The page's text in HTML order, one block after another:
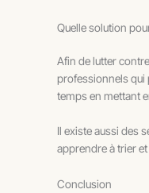
Quelle solution
Afin de lutter
professionnels qui
temps en mettant
Il existe aussi des
apprendre à trier
Conclusion